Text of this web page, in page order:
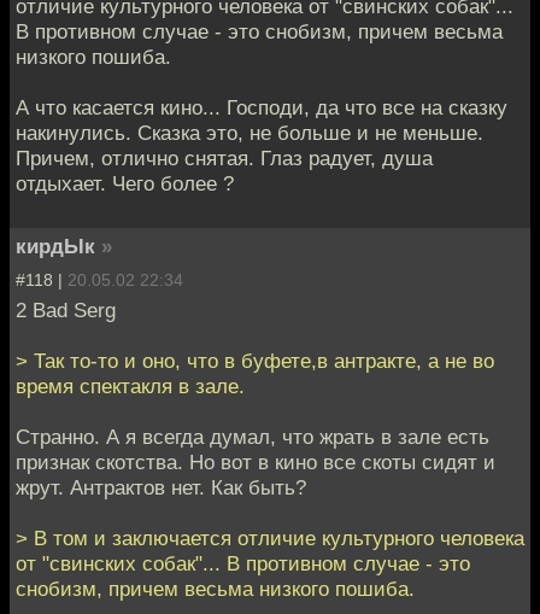
отличие культурного человека от "свинских собак"...
В противном случае - это снобизм, причем весьма
низкого пошиба.
А что касается кино... Господи, да что все на сказку
накинулись. Сказка это, не больше и не меньше.
Причем, отлично снятая. Глаз радует, душа
отдыхает. Чего более ?
кирдЫк »
#118 | 20.05.02 22:34
2 Bad Serg
> Так то-то и оно, что в буфете,в антракте, а не во
время спектакля в зале.
Странно. А я всегда думал, что жрать в зале есть
признак скотства. Но вот в кино все скоты сидят и
жрут. Антрактов нет. Как быть?
> В том и заключается отличие культурного человека
от "свинских собак"... В противном случае - это
снобизм, причем весьма низкого пошиба.